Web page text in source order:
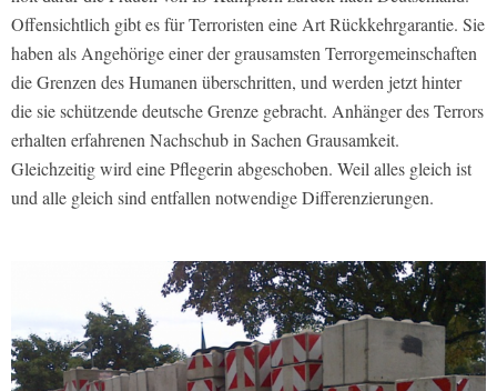
Offensichtlich gibt es für Terroristen eine Art Rückkehrgarantie. Sie
haben als Angehörige einer der grausamsten Terrorgemeinschaften
die Grenzen des Humanen überschritten, und werden jetzt hinter
die sie schützende deutsche Grenze gebracht. Anhänger des Terrors
erhalten erfahrenen Nachschub in Sachen Grausamkeit.
Gleichzeitig wird eine Pflegerin abgeschoben. Weil alles gleich ist
und alle gleich sind entfallen notwendige Differenzierungen.